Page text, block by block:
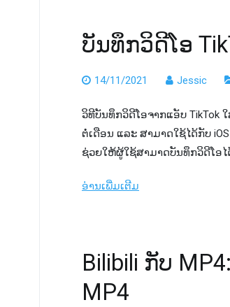
ບັນທຶກວິດີໂອ
14/11/2021 Jessic
ວິທີບັນທຶກວິດີໂອຈາກແອັບ TikTok
ຕໍ່ເດືອນ ແລະ ສາມາດໃຊ້ໄດ້ກັບ
ຊ່ວຍໃຫ້ຜູ້ໃຊ້ສາມາດບັນທຶກວິດີໂອໄ
ອ່ານເພີ່ມເຕີມ
Bilibili ກັບ
MP4​